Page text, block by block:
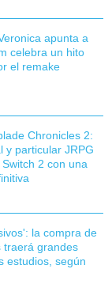
apunta a
celebra un hito
el remake
Chronicles 2:
y particular JRPG
2 con una
la compra de
traerá grandes
estudios, según